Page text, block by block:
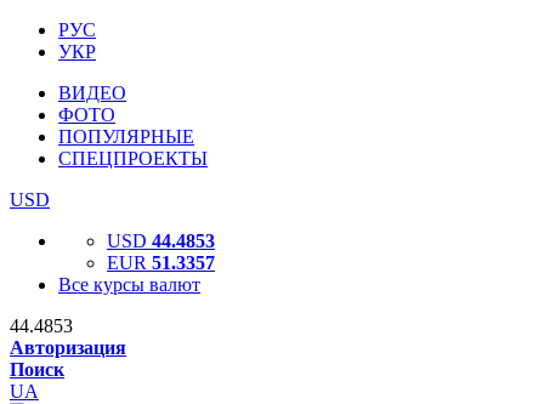
РУС
УКР
ВИДЕО
ФОТО
ПОПУЛЯРНЫЕ
СПЕЦПРОЕКТЫ
USD
USD 44.4853
EUR 51.3357
Все курсы валют
44.4853
Авторизация
Поиск
UA